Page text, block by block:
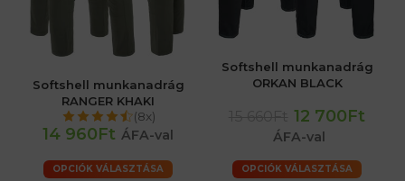
Softshell munkanadrág
RANGER KHAKI
(8x)
14 960Ft ÁFA-val
OPCIÓK VÁLASZTÁSA
Softshell munkanadrág
ORKAN BLACK
12 700Ft
ÁFA-val
OPCIÓK VÁLASZTÁSA